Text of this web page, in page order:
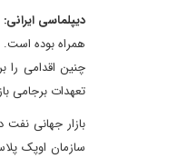
دیپلماسی ایرانی:
همراه بوده است.
چنین اقدامی را
تعهدات برجامی
بازار جهانی
سازمان اوپک